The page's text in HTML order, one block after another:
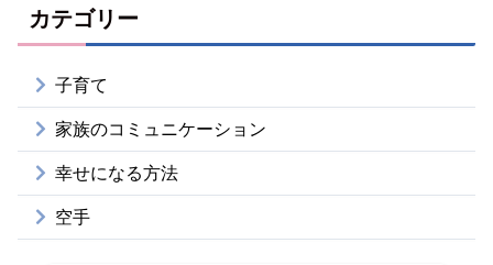
カテゴリー
子育て
家族のコミュニケーション
幸せになる方法
空手